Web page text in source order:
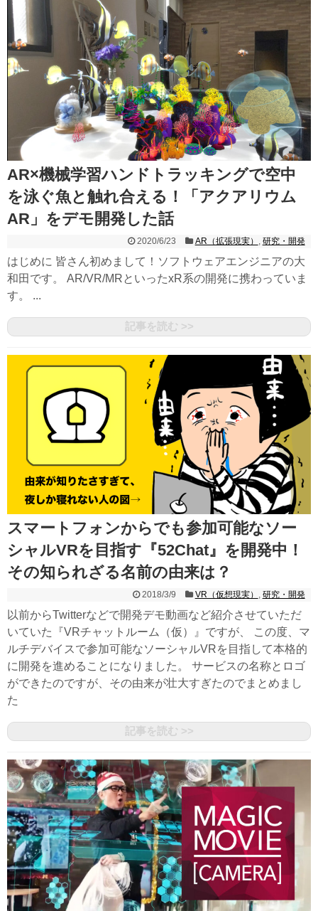
AR×機械学習ハンドトラッキングで空中
を泳ぐ魚と触れ合える！「アクアリウム
AR」をデモ開発した話
2020/6/23 AR（拡張現実） 研究・開発
はじめに 皆さん初めまして！ソフトウェアエンジニアの大
和田です。 AR/VR/MRといったxR系の開発に携わっていま
す。 ...
記事を読む >>
スマートフォンからでも参加可能なソー
シャルVRを目指す『52Chat』を開発中！
その知られざる名前の由来は？
2018/3/9 VR（仮想現実） 研究・開発
以前からTwitterなどで開発デモ動画など紹介させていただ
いていた『VRチャットルーム（仮）』ですが、 この度、マ
ルチデバイスで参加可能なソーシャルVRを目指して本格的
に開発を進めることになりました。 サービスの名称とロゴ
ができたのですが、その由来が壮大すぎたのでまとめまし
た
記事を読む >>